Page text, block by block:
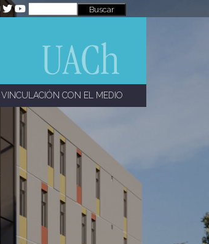
VINCULACIÓN CON EL MEDIO